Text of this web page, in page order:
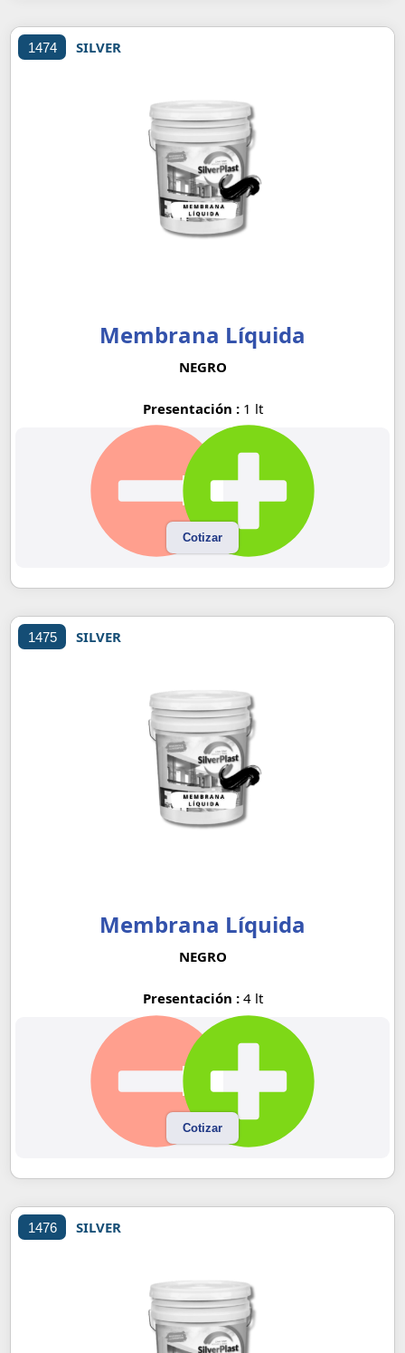
Membrana Líquida
NEGRO
Presentación : 1 lt
1474 SILVER
Cotizar
Membrana Líquida
NEGRO
Presentación : 4 lt
1475 SILVER
Cotizar
1476 SILVER